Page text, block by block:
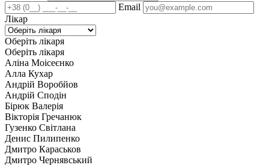
Email
Лікар
Оберіть лікаря
Оберіть лікаря
Аліна Моісеєнко
Алла Кухар
Андрій Воробйов
Андрій Сподін
Бірюк Валерія
Вікторія Гречанюк
Гузенко Світлана
Денис Пилипенко
Дмитро Караськов
Дмитро Чернявський